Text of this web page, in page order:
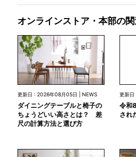
オンラインストア・本部の
更新日 : 2026年08月05日 | NEWS
ダイニングテーブルと椅子の
ちょうどいい高さとは？ 差
尺の計算方法と選び方
更新
令和
され